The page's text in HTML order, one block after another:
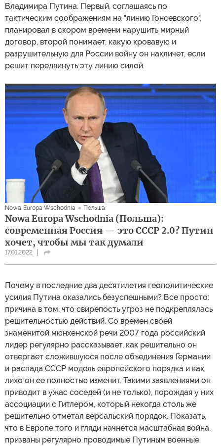
Владимира Путина. Первый, соглашаясь по
тактическим соображениям на "линию Гонсевского",
планировал в скором времени нарушить мирный
договор, второй понимает, какую кровавую и
разрушительную для России войну он накличет, если
решит передвинуть эту линию силой.
Nowa Europa Wschodnia Польша
Nowa Europa Wschodnia (Польша):
современная Россия — это СССР 2.0? Путин
хочет, чтобы мы так думали
17.01.2022
Почему в последние два десятилетия геополитические
усилия Путина оказались безуспешными? Все просто:
причина в том, что свирепость угроз не подкреплялась
решительностью действий. Со времен своей
знаменитой мюнхенской речи 2007 года российский
лидер регулярно рассказывает, как решительно он
отвергает сложившуюся после объединения Германии
и распада СССР модель европейского порядка и как
лихо он ее полностью изменит. Такими заявлениями он
приводит в ужас соседей (и не только), порождая у них
ассоциации с Гитлером, который некогда столь же
решительно отметал версальский порядок. Показать,
что в Европе того и гляди начнется масштабная война,
призваны регулярно проводимые Путиным военные